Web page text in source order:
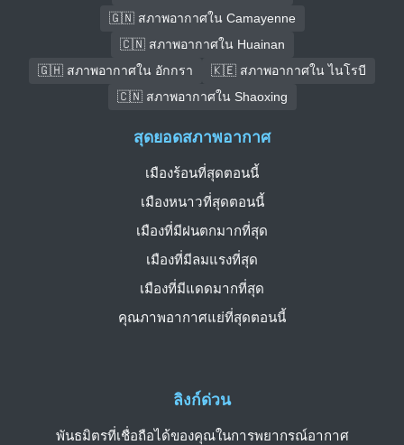
🇬🇳 สภาพอากาศใน Camayenne
🇨🇳 สภาพอากาศใน Huainan
🇬🇭 สภาพอากาศใน อักกรา
🇰🇪 สภาพอากาศใน ไนโรบี
🇨🇳 สภาพอากาศใน Shaoxing
ลิงก์ด่วน
พันธมิตรที่เชื่อถือได้ของคุณในการพยากรณ์อากาศ
สุดยอดสภาพอากาศ
เมืองร้อนที่สุดตอนนี้
เมืองหนาวที่สุดตอนนี้
เมืองที่มีฝนตกมากที่สุด
เมืองที่มีลมแรงที่สุด
เมืองที่มีแดดมากที่สุด
คุณภาพอากาศแย่ที่สุดตอนนี้